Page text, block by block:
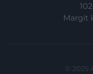
Margit
© 2025